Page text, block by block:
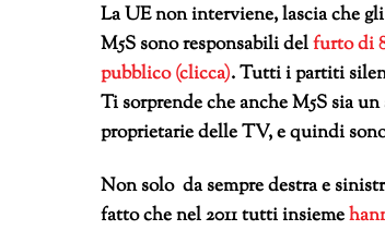
La UE non interviene, lascia che
M5S sono responsabili delfurto di
pubblico (clicca). Tutti i partiti
Ti sorprende che anche M5S sia
proprietarie delle TV, e quindi
Non solo da sempre destra e
fatto che nel 2011 tutti insieme